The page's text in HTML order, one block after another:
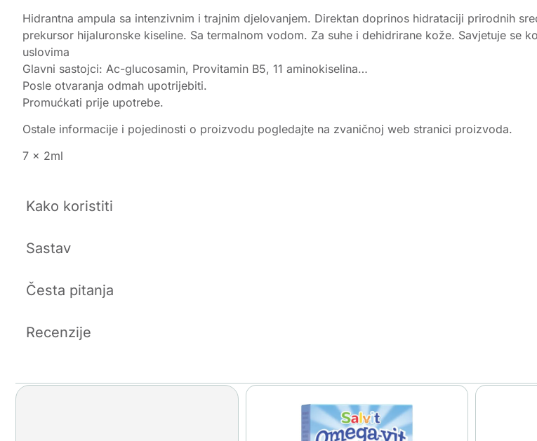
Hidrantna ampula sa intenzivnim i trajnim djelovanjem. Direktan doprinos hidrataciji prirodnih
prekursor hijaluronske kiseline. Sa termalnom vodom. Za suhe i dehidrirane kože. Savjetuje se
uslovima
Glavni sastojci: Ac-glucosamin, Provitamin B5, 11 aminokiselina…
Posle otvaranja odmah upotrijebiti.
Promućkati prije upotrebe.
Ostale informacije i pojedinosti o proizvodu pogledajte na zvaničnoj web stranici proizvoda.
7 x 2ml
Kako koristiti
Sastav
Česta pitanja
Recenzije